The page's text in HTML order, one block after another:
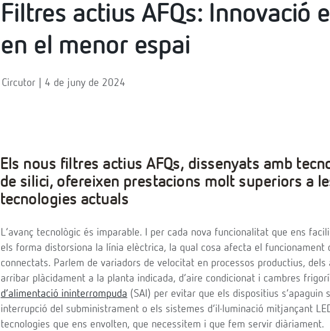
Filtres actius AFQs: Innovació
en el menor espai
Circutor | 4 de juny de 2024
Els nous filtres actius AFQs, dissenyats amb
de silici, ofereixen prestacions molt superiors a
tecnologies actuals
L’avanç tecnològic és imparable. I per cada nova funcionalitat que ens
els forma distorsiona la línia elèctrica, la qual cosa afecta el funcionament
connectats. Parlem de variadors de velocitat en processos productius,
arribar plàcidament a la planta indicada, d’aire condicionat i cambres
d’alimentació ininterrompuda (SAI) per evitar que els dispositius s’apaguin
interrupció del subministrament o els sistemes d’il·luminació mitjançant
tecnologies que ens envolten, que necessitem i que fem servir diàriament.